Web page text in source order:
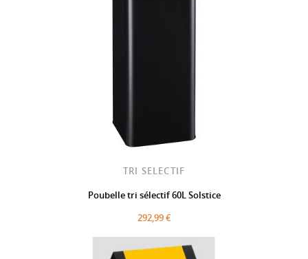
TRI SELECTIF
Poubelle tri sélectif 60L Solstice
292,99 €